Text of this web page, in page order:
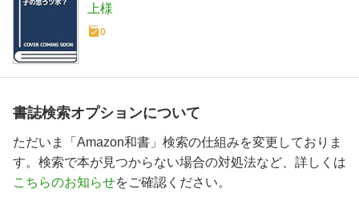
上様
0
書誌検索オプションについて
ただいま「Amazon和書」検索の仕組みを変更しておりま
す。検索で本が見つからない場合の対処法など、詳しくは
こちらのお知らせをご確認ください。